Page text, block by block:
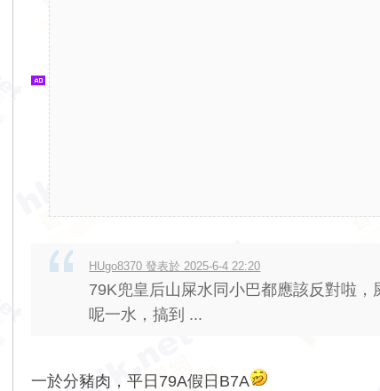
HUgo8370 發表於 2025-6-4 22:20
79K兜皇后山屎水同小巴都應該反對啦
呢一水，搞到 ...
一於分豬肉，平日79A假日B7A